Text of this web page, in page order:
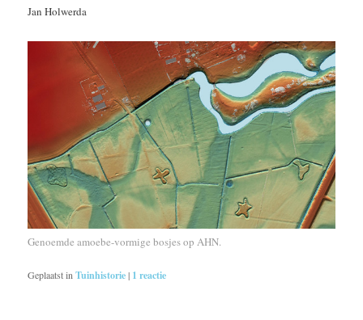
Jan Holwerda
Genoemde amoebe-vormige bosjes op AHN.
Geplaatst inTuinhistorie| 1 reactie